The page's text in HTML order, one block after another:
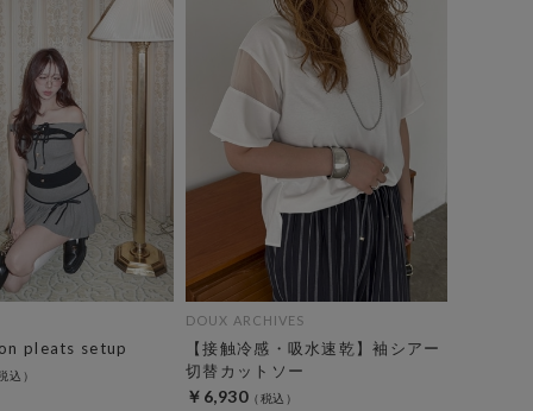
pleats setup
DOUX ARCHIVES
【接触冷感・吸水速乾】袖シアー
切替カットソー
￥6,930